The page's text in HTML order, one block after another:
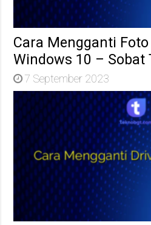
Cara Mengganti
Windows 10 – Sobat
7 September 2023